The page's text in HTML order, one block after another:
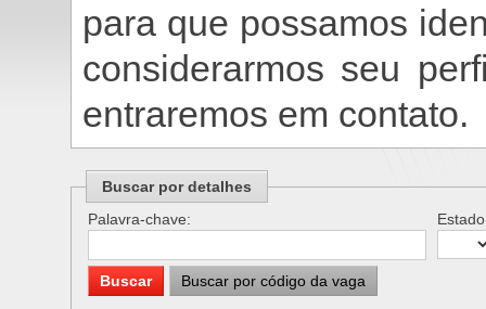
para que possamos
considerarmos seu
entraremos em contato.
Buscar por detalhes
Palavra-chave:
Buscar Buscar por código da vaga